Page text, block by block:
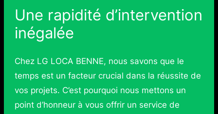
Une rapidité d’intervention
inégalée
Chez LG LOCA BENNE, nous savons que le
temps est un facteur crucial dans la réussite de
vos projets. C’est pourquoi nous mettons un
point d’honneur à vous offrir un service de